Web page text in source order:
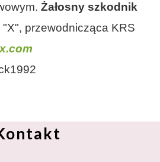
Żałosny szkodnik
"X", przewodnicząca KRS
x.com